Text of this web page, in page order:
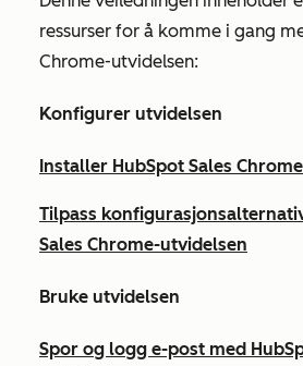
ressurser for å komme i gang
Chrome-utvidelsen:
Konfigurer utvidelsen
Installer HubSpot Sales
Tilpass
Sales Chrome-utvidelsen
Bruke utvidelsen
Spor og logg e-post med